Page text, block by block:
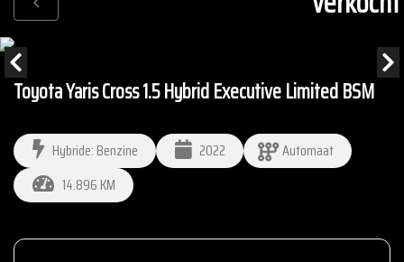
Toyota Yaris Cross 1.5 Hybrid Executive Limited BSM
Hybride: Benzine 2022
Automaat
14.896 KM